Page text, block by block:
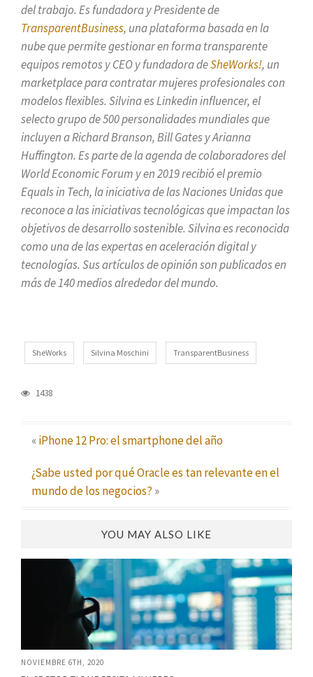
del trabajo. Es fundadora y Presidente de
TransparentBusiness, una plataforma basada en la
nube que permite gestionar en forma transparente
equipos remotos y CEO y fundadora deSheWorks!, un
marketplace para contratar mujeres profesionales con
modelos flexibles. Silvina es Linkedin influencer, el
selecto grupo de 500 personalidades mundiales que
incluyen a Richard Branson, Bill Gates y Arianna
Huffington. Es parte de la agenda de colaboradores del
World Economic Forum y en 2019 recibió el premio
Equals in Tech, la iniciativa de las Naciones Unidas que
reconoce a las iniciativas tecnológicas que impactan los
objetivos de desarrollo sostenible. Silvina es reconocida
como una de las expertas en aceleración digital y
tecnologías. Sus artículos de opinión son publicados en
más de 140 medios alrededor del mundo.
SheWorks Silvina Moschini TransparentBusiness
1438
«iPhone 12 Pro: el smartphone del año
¿Sabe usted por qué Oracle es tan relevante en el
mundo de los negocios? »
YOU MAY ALSO LIKE
NOVIEMBRE 6TH, 2020